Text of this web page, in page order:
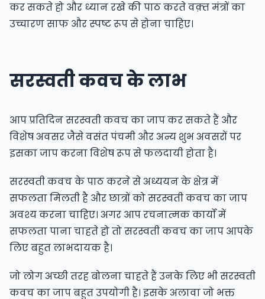
कर सकते हो और ध्यान रखे की पाठ करते वक़्त मंत्रों का
उच्चारण साफ और स्पष्ट रूप से होना चाहिए।
सरस्वती कवच के लाभ
आप प्रतिदिन सरस्वती कवच का जाप कर सकते हैं और
विशेष अवसर जैसे वसंत पंचमी और अन्य शुभ अवसरों पर
इसका जाप करना विशेष रूप से फलदायी होता है।
सरस्वती कवच के पाठ करने से अध्ययन के क्षेत्र में
सफलता मिलती है और छात्रों को सरस्वती कवच का जाप
अवश्य करना चाहिए। अगर आप रचनात्मक कार्यों में
सफलता पाना चाहते हो तो सरस्वती कवच का जाप आपके
लिए बहुत लाभदायक है।
जो लोग अच्छी तरह बोलना चाहते हैं उनके लिए भी सरस्वती
कवच का जाप बहुत उपयोगी है। इसके अलावा जो भक्त